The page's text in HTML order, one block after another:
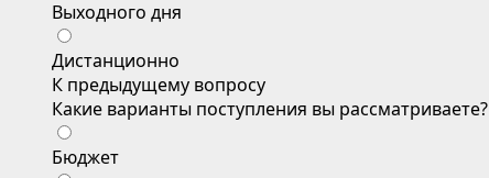
Выходного дня
Дистанционно
К предыдущему вопросу
Какие варианты поступления вы рассматриваете?
Бюджет